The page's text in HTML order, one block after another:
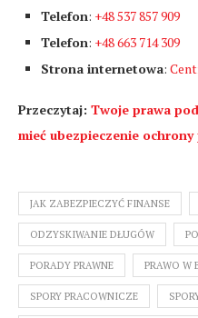
Telefon: +48 537 857 909
Telefon: +48 663 714 309
Strona internetowa:
Przeczytaj: Twoje prawa
mieć ubezpieczenie ochrony
JAK ZABEZPIECZYĆ FINANSE
ODZYSKIWANIE DŁUGÓW
PORADY PRAWNE PRAWO W
SPORY PRACOWNICZE